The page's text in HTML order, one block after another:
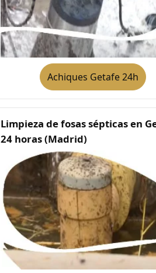
Achiques Getafe 24h
Limpieza de fosas sépticas en
24 horas (Madrid)